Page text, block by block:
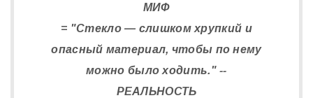
МИФ
= "Стекло — слишком хрупкий и
опасный материал, чтобы по нему
можно было ходить." --
РЕАЛЬНОСТЬ